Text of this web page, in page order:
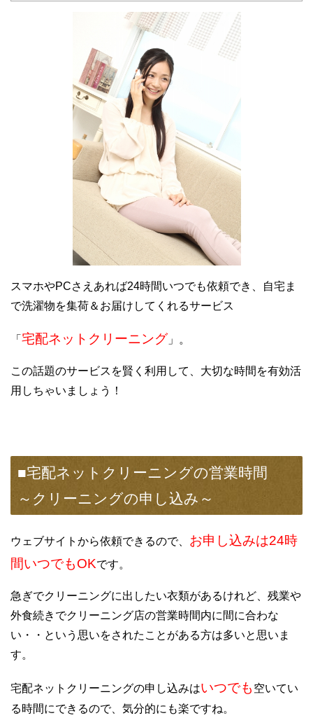
スマホやPCさえあれば24時間いつでも依頼でき、自宅ま
で洗濯物を集荷＆お届けしてくれるサービス
「 宅配ネットクリーニング 」。
この話題のサービスを賢く利用して、大切な時間を有効活
用しちゃいましょう！
■宅配ネットクリーニングの営業時間
～クリーニングの申し込み～
ウェブサイトから依頼できるので、 お申し込みは24時
間いつでもOKです。
急ぎでクリーニングに出したい衣類があるけれど、残業や
外食続きでクリーニング店の営業時間内に間に合わな
い・・という思いをされたことがある方は多いと思いま
す。
宅配ネットクリーニングの申し込みはいつでも 空いてい
る時間にできるので、気分的にも楽ですね。